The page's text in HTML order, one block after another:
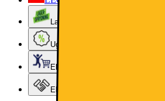
Lageroprydning
Ugens tilbud - og andre gode priser
Elgigantens Kundeklub
Elgiganten Erhverv